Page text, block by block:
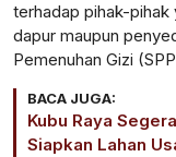
terhadap pihak-pihak
dapur maupun
Pemenuhan Gizi
BACA JUGA:
Kubu Raya
Siapkan Lahan